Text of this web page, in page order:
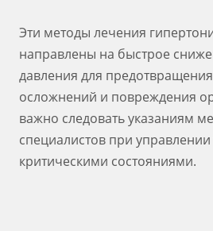
Эти методы лечения
направлены на быстрое
давления для
осложнений и повреждения
важно следовать указаниям
специалистов при
критическими состояниями.